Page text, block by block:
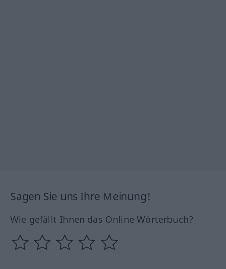
Sagen Sie uns Ihre Meinung!
Wie gefällt Ihnen das Online Wörterbuch?